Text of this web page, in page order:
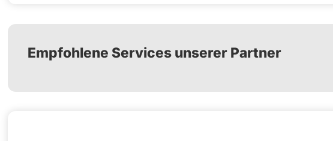
Empfohlene Services unserer Partner